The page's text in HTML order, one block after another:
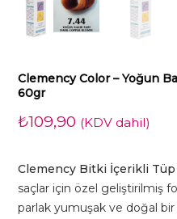
Clemency Color – Yoğun
60gr
₺109,90 (KDV dahil)
Clemency Bitki İçerikli Tüp
saçlar için özel geliştirilmiş
parlak yumuşak ve doğal bir